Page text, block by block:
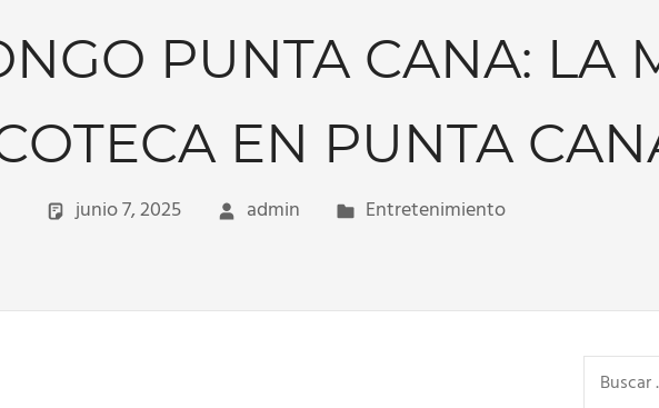
PUNTA CANA: LA
EN PUNTA
junio 7, 2025 admin Entretenimiento